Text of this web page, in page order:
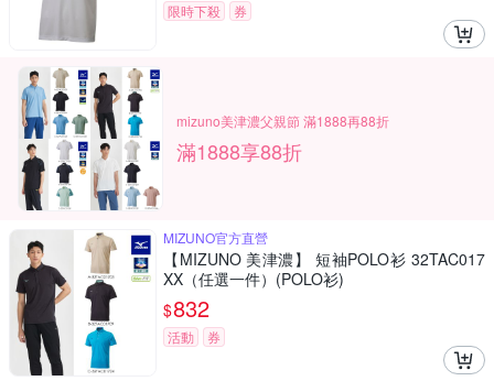
限時下殺
券
mizuno美津濃父親節 滿1888再88折
滿1888享88折
MIZUNO官方直營
【MIZUNO 美津濃】 短袖POLO衫 32TAC017
XX（任選一件）(POLO衫)
$832
活動 券